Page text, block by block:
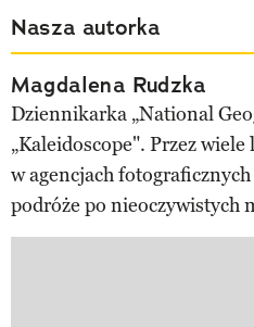
Nasza autorka
Magdalena Rudzka
Dziennikarka „National
„Kaleidoscope". Przez
w agencjach
podróże po nieoczywistych